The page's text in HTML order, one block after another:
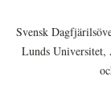
Svensk
Lunds Universitet,